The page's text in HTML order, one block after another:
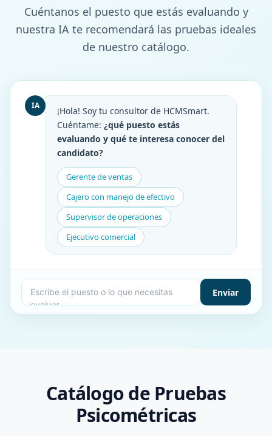
Cuéntanos el puesto que estás evaluando y
nuestra IA te recomendará las pruebas ideales
de nuestro catálogo.
IA
¡Hola! Soy tu consultor de HCMSmart.
Cuéntame: ¿qué puesto estás
evaluando y qué te interesa conocer del
candidato?
Gerente de ventas
Cajero con manejo de efectivo
Supervisor de operaciones
Ejecutivo comercial
Enviar
Catálogo de Pruebas
Psicométricas